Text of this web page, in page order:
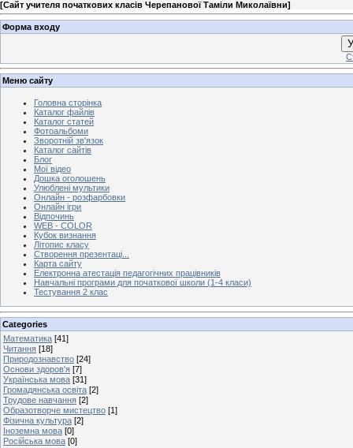
[Сайт учителя початкових класів Черепанової Таміли Миколаївни]
Форма входу
Меню сайту
Головна сторінка
Каталог файлів
Каталог статей
Фотоальбоми
Зворотній зв'язок
Каталог сайтів
Блог
Мої відео
Дошка оголошень
Улюблені мультики
Онлайн - розфарбовки
Онлайн ігри
Відпочинь
WEB - COLOR
Кубок визнання
Літопис класу
Створення презентаці...
Карта сайту
Електронна атестація педагогічних працівників
Навчальні програми для початкової школи (1-4 класи)
Тестування 2 клас
Categories
Математика [41]
Читання [18]
Природознавство [24]
Основи здоров'я [7]
Українська мова [31]
Громадянська освіта [2]
Трудове навчання [2]
Образотворче мистецтво [1]
Фізична культура [2]
Іноземна мова [0]
Російська мова [0]